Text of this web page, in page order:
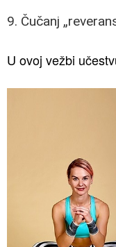
9. Čučanj
U ovoj vežbi